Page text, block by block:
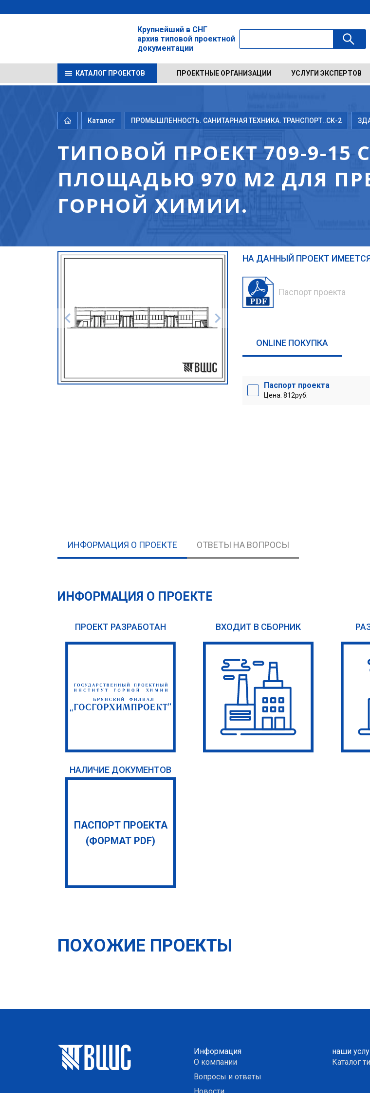
Крупнейший в СНГ
архив типовой проектной
документации
КАТАЛОГ ПРОЕКТОВ ПРОЕКТНЫЕ ОРГАНИЗАЦИИ УСЛУГИ ЭКСПЕРТОВ
Каталог ПРОМЫШЛЕННОСТЬ. САНИТАРНАЯ ТЕХНИКА. ТРАНСПОРТ..СК-2
ТИПОВОЙ ПРОЕКТ 709-9-
ПЛОЩАДЬЮ 970 М2 ДЛЯ
ГОРНОЙ ХИМИИ.
НА ДАННЫЙ ПРОЕКТ
Паспорт проекта
ONLINE ПОКУПКА
Паспорт проекта
Цена: 812руб.
ИНФОРМАЦИЯ О ПРОЕКТЕ ОТВЕТЫ НА ВОПРОСЫ
ИНФОРМАЦИЯ О ПРОЕКТЕ
ПРОЕКТ РАЗРАБОТАН ВХОДИТ В СБОРНИК
НАЛИЧИЕ ДОКУМЕНТОВ
ПАСПОРТ ПРОЕКТА
(ФОРМАТ PDF)
ПОХОЖИЕ ПРОЕКТЫ
Информация
О компании
Вопросы и ответы
наши
Каталог